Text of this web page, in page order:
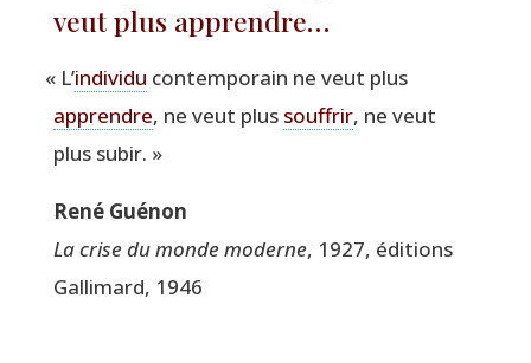
veut plus apprendre…
« L’indi­vi­du contem­po­rain ne veut plus
apprendre, ne veut plus souf­frir, ne veut
plus subir. »
René Gué­non
La crise du monde moderne, 1927, édi­tions
Gal­li­mard, 1946